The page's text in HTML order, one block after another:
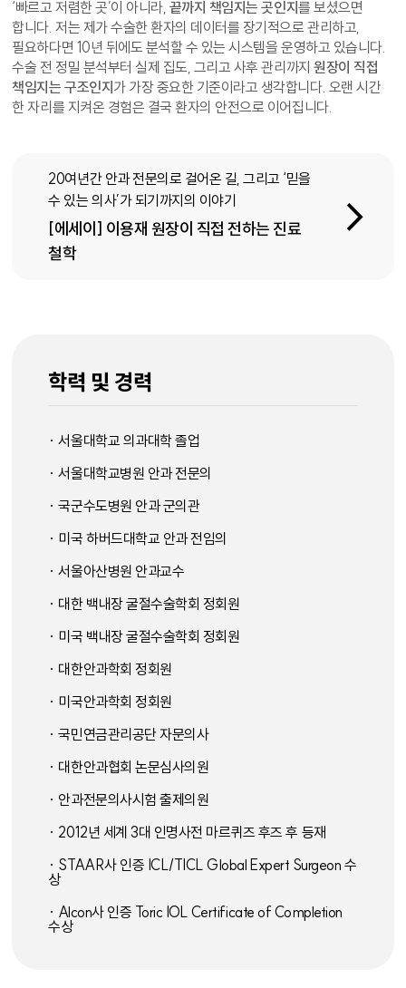
‘빠르고 저렴한 곳’이 아니라, 끝까지 책임지는 곳인지를 보셨으면
합니다. 저는 제가 수술한 환자의 데이터를 장기적으로 관리하고,
필요하다면 10년 뒤에도 분석할 수 있는 시스템을 운영하고 있습니다.
수술 전 정밀 분석부터 실제 집도, 그리고 사후 관리까지원장이 직접
책임지는 구조인지 가 가장 중요한 기준이라고 생각합니다. 오랜 시간
한 자리를 지켜온 경험은 결국 환자의 안전으로 이어집니다.
20여년간 안과 전문의로 걸어온 길, 그리고 ‘믿을
수 있는 의사’가 되기까지의 이야기
[에세이] 이용재 원장이 직접 전하는 진료
철학
학력 및 경력
· 서울대학교 의과대학 졸업
· 서울대학교병원 안과 전문의
· 국군수도병원 안과 군의관
· 미국 하버드대학교 안과 전임의
· 서울아산병원 안과교수
· 대한 백내장 굴절수술학회 정회원
· 미국 백내장 굴절수술학회 정회원
· 대한안과학회 정회원
· 미국안과학회 정회원
· 국민연금관리공단 자문의사
· 대한안과협회 논문심사의원
· 안과전문의사시험 출제의원
· 2012년 세계 3대 인명사전 마르퀴즈 후즈 후 등재
· STAAR사 인증 ICL/TICL Global Expert Surgeon 수
상
· Alcon사 인증 Toric IOL Certificate of Completion
수상